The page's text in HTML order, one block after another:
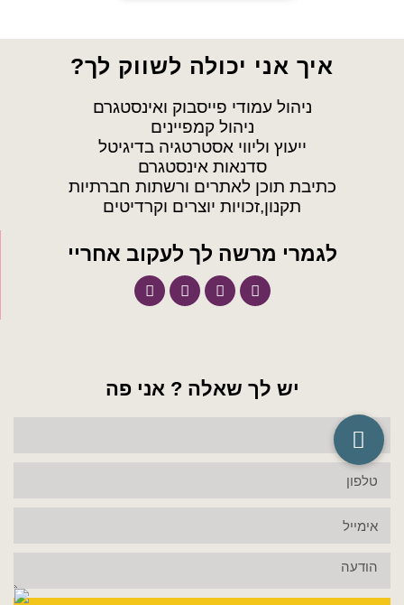
איך אני יכולה לשווק לך?
ניהול עמודי פייסבוק ואינסטגרם
ניהול קמפיינים
ייעוץ וליווי אסטרטגיה בדיגיטל
סדנאות אינסטגרם
כתיבת תוכן לאתרים ורשתות חברתיות
תקנון,זכויות יוצרים וקרדיטים
לגמרי מרשה לך לעקוב אחריי
יש לך שאלה ? אני פה